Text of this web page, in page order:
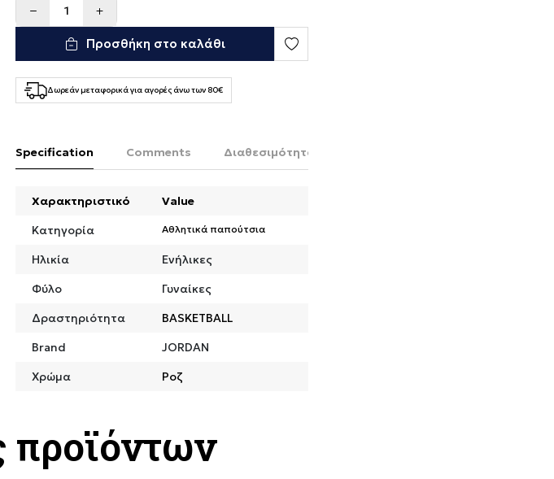
Προσθήκη στο καλάθι
Δωρεάν μεταφορικά για αγορές άνω των 80€
Specification Comments Διαθεσιμότητα στο κατάστημα
Χαρακτηριστικό
Value
Κατηγορία
Αθλητικά παπούτσια
Ηλικία
Ενήλικες
Φύλο
Γυναίκες
Δραστηριότητα
BASKETBALL
Brand
JORDAN
Χρώμα
Ροζ
προϊόντων